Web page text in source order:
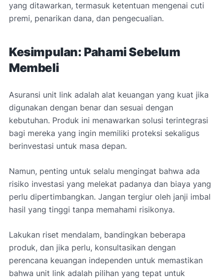
yang ditawarkan, termasuk ketentuan mengenai cuti
premi, penarikan dana, dan pengecualian.
Kesimpulan: Pahami Sebelum
Membeli
Asuransi unit link adalah alat keuangan yang kuat jika
digunakan dengan benar dan sesuai dengan
kebutuhan. Produk ini menawarkan solusi terintegrasi
bagi mereka yang ingin memiliki proteksi sekaligus
berinvestasi untuk masa depan.
Namun, penting untuk selalu mengingat bahwa ada
risiko investasi yang melekat padanya dan biaya yang
perlu dipertimbangkan. Jangan tergiur oleh janji imbal
hasil yang tinggi tanpa memahami risikonya.
Lakukan riset mendalam, bandingkan beberapa
produk, dan jika perlu, konsultasikan dengan
perencana keuangan independen untuk memastikan
bahwa unit link adalah pilihan yang tepat untuk